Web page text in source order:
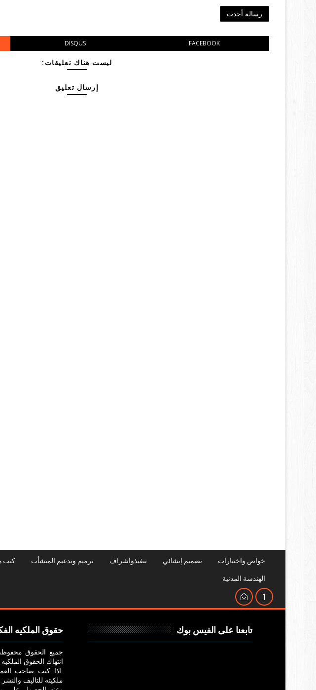
رسالة أحدث
DISQUS FACEBOOK
ليست هناك تعليقات:
إرسال تعليق
خواص واختبارات تصميم إنشائي تنفيذواشراف ترميم وتدعيم المنشأت كتب
الهندسة المدنية
حقوق الملكيه
جميع الحقوق
انتهاك الحقوق
اذا كنت صاحب
ملكيته للتاليف
تابعنا على الفيس بوك